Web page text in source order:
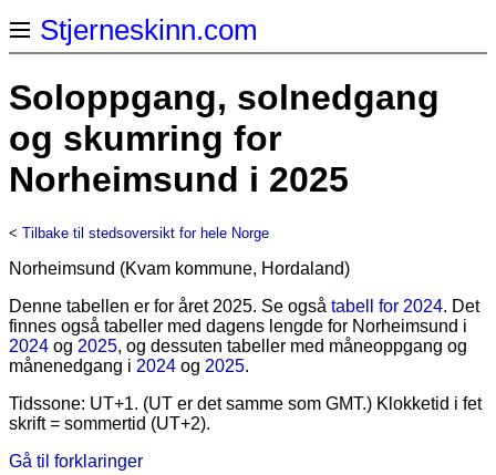
Stjerneskinn.com
Soloppgang, solnedgang
og skumring for
Norheimsund i 2025
< Tilbake til stedsoversikt for hele Norge
Norheimsund (Kvam kommune, Hordaland)
Denne tabellen er for året 2025. Se også tabell for 2024. Det
finnes også tabeller med dagens lengde for Norheimsund i
2024 og 2025, og dessuten tabeller med måneoppgang og
månenedgang i 2024 og 2025.
Tidssone: UT+1. (UT er det samme som GMT.) Klokketid i fet
skrift = sommertid (UT+2).
Gå til forklaringer